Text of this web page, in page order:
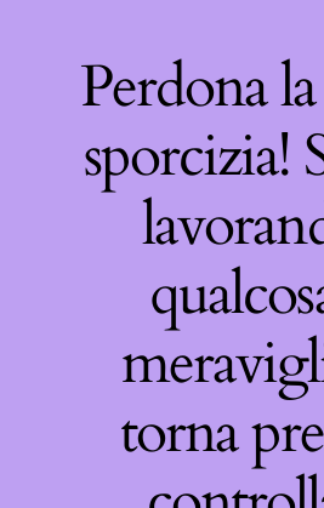
Perdona
sporcizia!
torna